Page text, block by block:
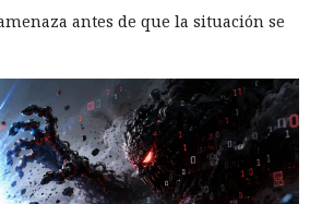
antes de que la situación se